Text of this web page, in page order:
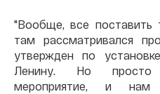
"Вообще, все
там рассматривался
утвержден по
Ленину. Но просто
мероприятие, и